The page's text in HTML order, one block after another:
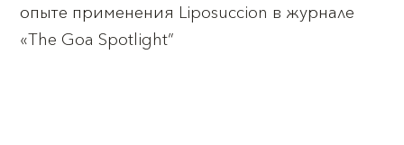
опыте применения Liposuccion в журнале
«The Goa Spotlight”